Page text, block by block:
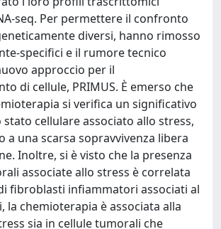
seq. Per permettere il confronto
diversi, hanno rimosso
specifici e il rumore tecnico
approccio per il
di cellule, PRIMUS. È emerso che
si verifica un significativo
cellulare associato allo stress,
a una scarsa sopravvivenza libera
Inoltre, si è visto che la presenza
associate allo stress è correlata
fibroblasti infiammatori associati al
la chemioterapia è associata alla
sia in cellule tumorali che